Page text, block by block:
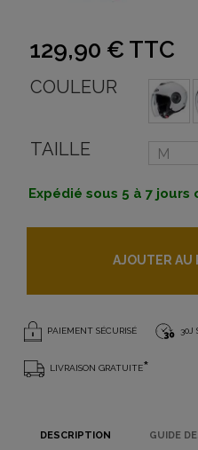
129,90 € TTC
COULEUR
TAILLE
Expédié sous 5 à 7 jours
AJOUTER AU
PAIEMENT SÉCURISÉ 30J
LIVRAISON GRATUITE*
DESCRIPTION GUIDE